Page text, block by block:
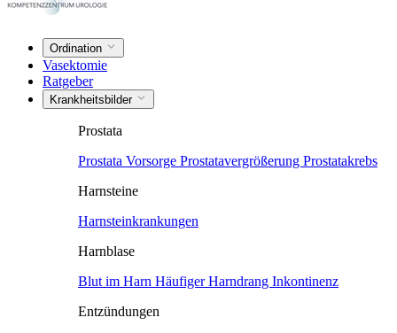
Ordination
Vasektomie
Ratgeber
Krankheitsbilder
Prostata
Prostata Vorsorge Prostatavergrößerung Prostatakrebs
Harnsteine
Harnsteinkrankungen
Harnblase
Blut im Harn Häufiger Harndrang Inkontinenz
Entzündungen